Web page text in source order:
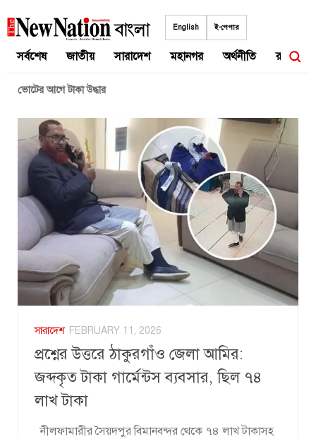
to
English ই-পেপার
সর্বশেষ জাতীয় সারাদেশ মহানগর অর্থনীতি রাজনীতি
ভোটের আগে টাকা উদ্ধার
সারাদেশ FEBRUARY 11, 2026
প্রশ্নের উত্তরে ঠাকুরগাঁও জেলা আমির:
জব্দকৃত টাকা গার্মেন্টস ব্যবসার, ছিল ৭৪
লাখ টাকা
নীলফামারীর সৈয়দপুর বিমানবন্দর থেকে ৭৪ লাখ টাকাসহ